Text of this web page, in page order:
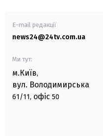
E-mail редакції
news24@24tv.com.ua
Ми тут:
м.Київ,
вул. Володимирська
61/11, офіс 50